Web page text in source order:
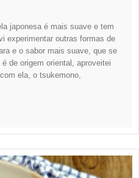
japonesa é mais suave e tem
experimentar outras formas de
e o sabor mais suave, que se
de origem oriental, aproveitei
ela, o tsukemono,